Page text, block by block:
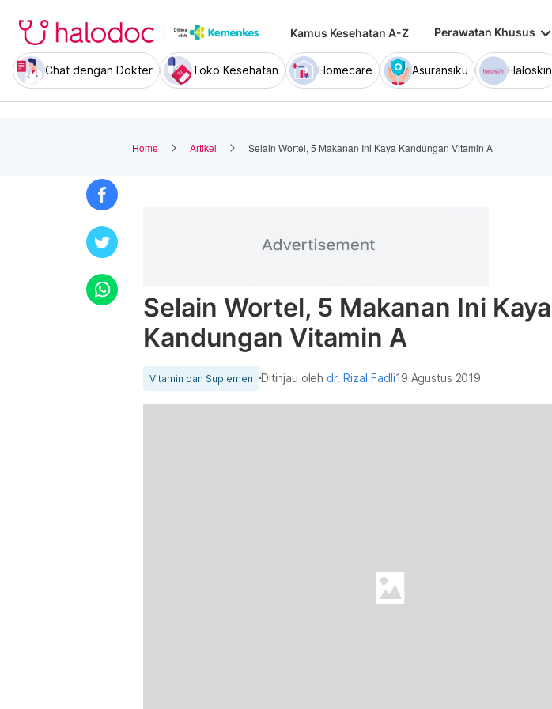
Kamus Kesehatan A-Z Perawatan Khusus keyboard_arrow_down
Chat dengan Dokter Toko Kesehatan Homecare Asuransiku Haloskin
Home Artikel Selain Wortel, 5 Makanan Ini Kaya Kandungan Vitamin A
Selain Wortel, 5 Makanan Ini Kaya
Kandungan Vitamin A
Vitamin dan Suplemen Ditinjau olehdr. Rizal Fadli19 Agustus 2019